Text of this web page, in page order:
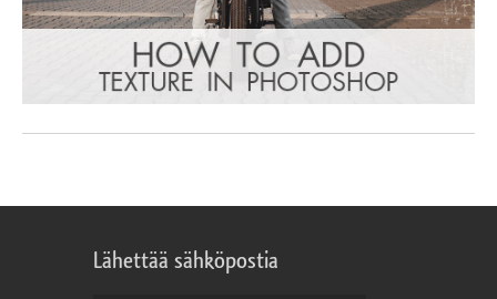
Lähettää sähköpostia